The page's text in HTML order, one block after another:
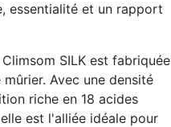
essentialité et un rapport
SILK est fabriquée
Avec une densité
riche en 18 acides
est l'alliée idéale pour